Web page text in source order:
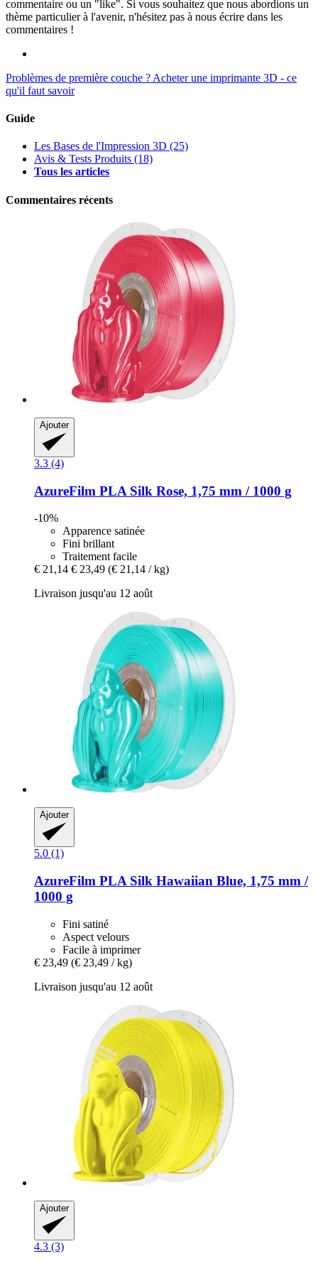
commentaire ou un "like". Si vous souhaitez que nous abordions un
thème particulier à l'avenir, n'hésitez pas à nous écrire dans les
commentaires !
Problèmes de première couche ? Acheter une imprimante 3D - ce
qu'il faut savoir
Guide
Les Bases de l'Impression 3D (25)
Avis & Tests Produits (18)
Tous les articles
Commentaires récents
Ajouter
3.3 (4)
AzureFilm PLA Silk Rose, 1,75 mm / 1000 g
-10%
Apparence satinée
Fini brillant
Traitement facile
€ 21,14 € 23,49 (€ 21,14 / kg)
Livraison jusqu'au 12 août
Ajouter
5.0 (1)
AzureFilm PLA Silk Hawaiian Blue, 1,75 mm /
1000 g
Fini satiné
Aspect velours
Facile à imprimer
€ 23,49 (€ 23,49 / kg)
Livraison jusqu'au 12 août
Ajouter
4.3 (3)